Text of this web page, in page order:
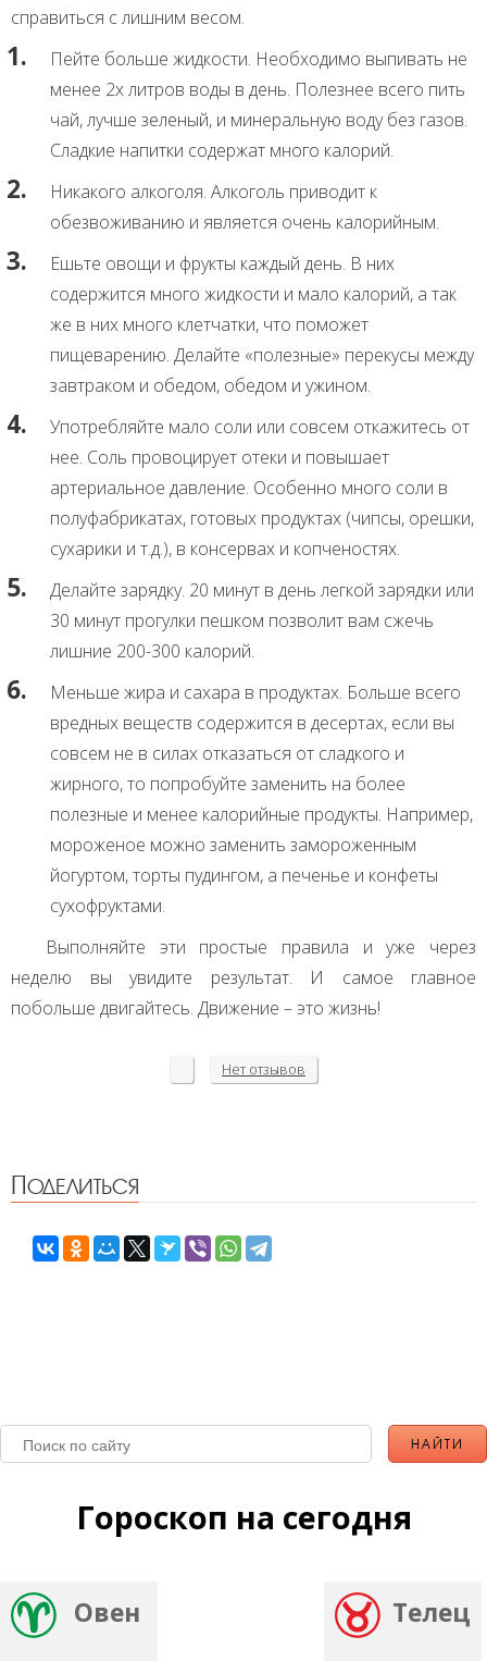
справиться с лишним весом.
Пейте больше жидкости. Необходимо выпивать не
менее 2х литров воды в день. Полезнее всего пить
чай, лучше зеленый, и минеральную воду без газов.
Сладкие напитки содержат много калорий.
Никакого алкоголя. Алкоголь приводит к
обезвоживанию и является очень калорийным.
Ешьте овощи и фрукты каждый день. В них
содержится много жидкости и мало калорий, а так
же в них много клетчатки, что поможет
пищеварению. Делайте «полезные» перекусы между
завтраком и обедом, обедом и ужином.
Употребляйте мало соли или совсем откажитесь от
нее. Соль провоцирует отеки и повышает
артериальное давление. Особенно много соли в
полуфабрикатах, готовых продуктах (чипсы, орешки,
сухарики и т.д.), в консервах и копченостях.
Делайте зарядку. 20 минут в день легкой зарядки или
30 минут прогулки пешком позволит вам сжечь
лишние 200-300 калорий.
Меньше жира и сахара в продуктах. Больше всего
вредных веществ содержится в десертах, если вы
совсем не в силах отказаться от сладкого и
жирного, то попробуйте заменить на более
полезные и менее калорийные продукты. Например,
мороженое можно заменить замороженным
йогуртом, торты пудингом, а печенье и конфеты
сухофруктами.
Выполняйте эти простые правила и уже через
неделю вы увидите результат. И самое главное
побольше двигайтесь. Движение – это жизнь!
Нет отзывов
Поделиться
Гороскоп на сегодня
Овен Телец